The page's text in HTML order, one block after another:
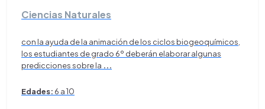
Ciencias Naturales
con la ayuda de la animación de los ciclos biogeoquímicos,
los estudiantes de grado 6º deberán elaborar algunas
predicciones sobre la ...
Edades: 6 a 10